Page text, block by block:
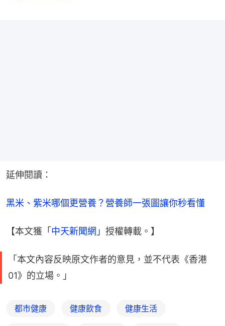
延伸閱讀：
黑米、紫米哪個更營養？營養師一張圖讓你秒看懂
【本文獲「 中天新聞網 」授權轉載。】
「本文內容反映原文作者的意見，並不代表《香港
01》的立場。」
都市健康 健康飲食 健康生活